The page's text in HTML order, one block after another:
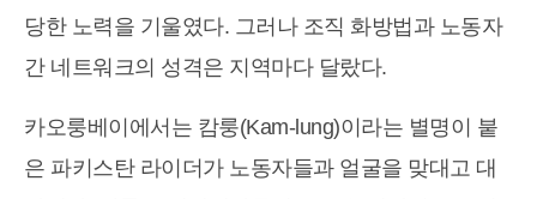
당한 노력을 기울였다. 그러나 조직 화방법과 노동자
간 네트워크의 성격은 지역마다 달랐다.
카오룽베이에서는 캄룽(Kam-lung)이라는 별명이 붙
은 파키스탄 라이더가 노동자들과 얼굴을 맞대고 대